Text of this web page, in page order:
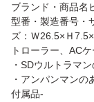
ブランド・商品名
型番・製造番号・
ズ：Ｗ26.5×Ｈ
トローラー、AC
・SDウルトラマ
・アンパンマンの
付属品-